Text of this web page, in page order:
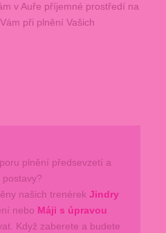
v Auře příjemné prostředí na
při plnění Vašich
plnění předsevzetí a
našich trenérek Jindry
nebo Máji s úpravou
Když zaberete a budete